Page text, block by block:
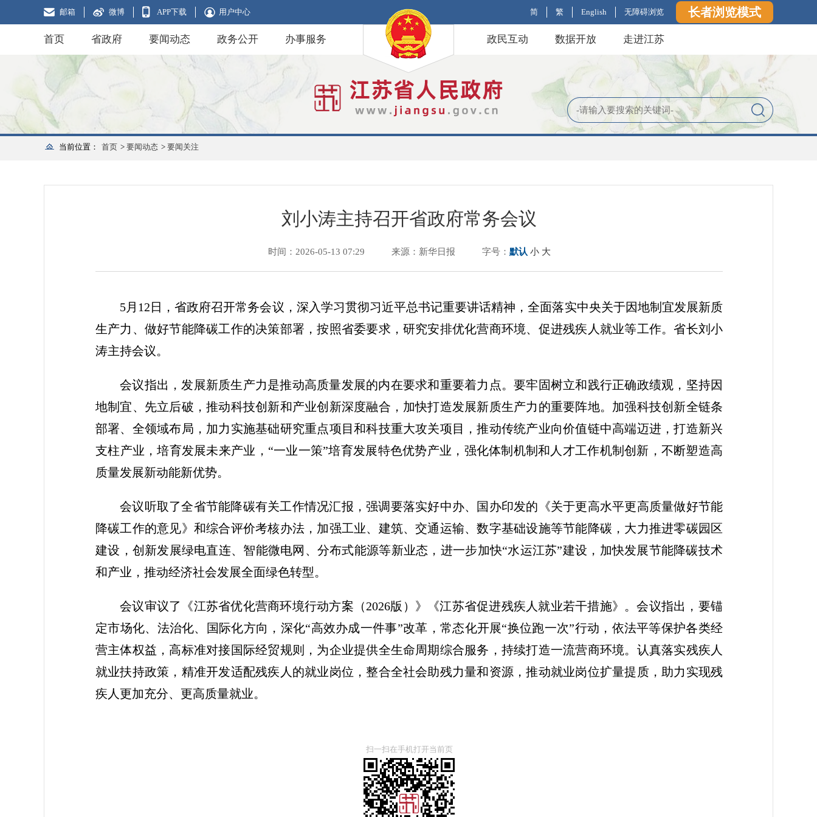
邮箱 微博 APP下载 用户中心 简 繁 English 无障碍浏览 长者浏览模式
首页 省政府 要闻动态 政务公开 办事服务 政民互动 数据开放 走进江苏
当前位置： 首页 > 要闻动态 > 要闻关注
刘小涛主持召开省政府常务会议
时间：2026-05-13 07:29 来源：新华日报 字号： 默认 小 大
5月12日，省政府召开常务会议，深入学习贯彻习近平总书记重要讲话精神，全面落实中央关于因地制宜发展新质
生产力、做好节能降碳工作的决策部署，按照省委要求，研究安排优化营商环境、促进残疾人就业等工作。省长刘小
涛主持会议。
会议指出，发展新质生产力是推动高质量发展的内在要求和重要着力点。要牢固树立和践行正确政绩观，坚持因
地制宜、先立后破，推动科技创新和产业创新深度融合，加快打造发展新质生产力的重要阵地。加强科技创新全链条
部署、全领域布局，加力实施基础研究重点项目和科技重大攻关项目，推动传统产业向价值链中高端迈进，打造新兴
支柱产业，培育发展未来产业，“一业一策”培育发展特色优势产业，强化体制机制和人才工作机制创新，不断塑造高
质量发展新动能新优势。
会议听取了全省节能降碳有关工作情况汇报，强调要落实好中办、国办印发的《关于更高水平更高质量做好节能
降碳工作的意见》和综合评价考核办法，加强工业、建筑、交通运输、数字基础设施等节能降碳，大力推进零碳园区
建设，创新发展绿电直连、智能微电网、分布式能源等新业态，进一步加快“水运江苏”建设，加快发展节能降碳技术
和产业，推动经济社会发展全面绿色转型。
会议审议了《江苏省优化营商环境行动方案（2026版）》《江苏省促进残疾人就业若干措施》。会议指出，要锚
定市场化、法治化、国际化方向，深化“高效办成一件事”改革，常态化开展“换位跑一次”行动，依法平等保护各类经
营主体权益，高标准对接国际经贸规则，为企业提供全生命周期综合服务，持续打造一流营商环境。认真落实残疾人
就业扶持政策，精准开发适配残疾人的就业岗位，整合全社会助残力量和资源，推动就业岗位扩量提质，助力实现残
疾人更加充分、更高质量就业。
扫一扫在手机打开当前页